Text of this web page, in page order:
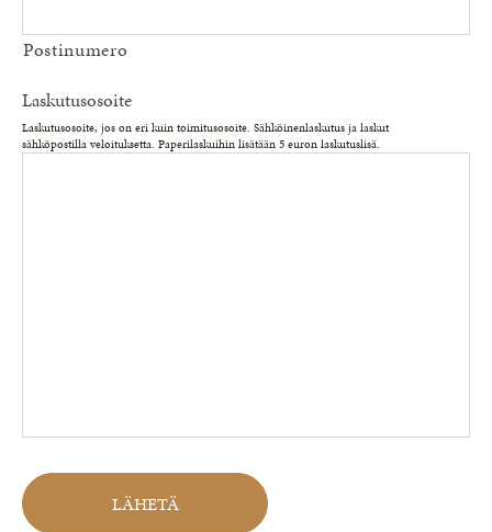
Postinumero
Laskutusosoite
Laskutusosoite, jos on eri kuin toimitusosoite. Sähköinenlaskutus ja laskut
sähköpostilla veloituksetta. Paperilaskuihin lisätään 5 euron laskutuslisä.